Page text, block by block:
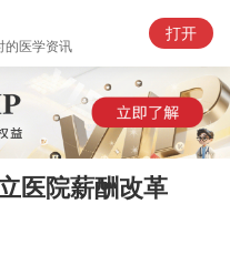
的医学资讯
打开
医院薪酬改革